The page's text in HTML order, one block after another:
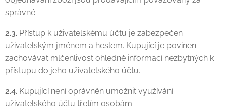
správné.
2.3. Přístup k uživatelskému účtu je zabezpečen
uživatelským jménem a heslem. Kupující je povinen
zachovávat mlčenlivost ohledně informací nezbytných k
přístupu do jeho uživatelského účtu.
2.4. Kupující není oprávněn umožnit využívání
uživatelského účtu třetím osobám.